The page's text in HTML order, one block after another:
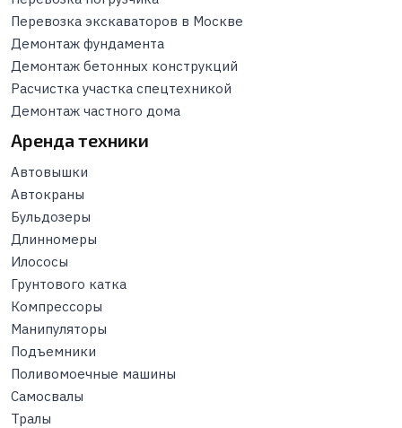
Перевозка экскаваторов в Москве
Демонтаж фундамента
Демонтаж бетонных конструкций
Расчистка участка спецтехникой
Демонтаж частного дома
Аренда техники
Автовышки
Автокраны
Бульдозеры
Длинномеры
Илососы
Грунтового катка
Компрессоры
Манипуляторы
Подъемники
Поливомоечные машины
Самосвалы
Тралы